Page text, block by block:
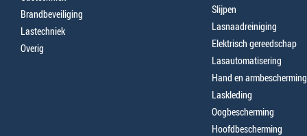
Brandbeveiliging
Lastechniek
Overig
Slijpen
Lasnaadreiniging
Elektrisch gereedschap
Lasautomatisering
Hand en armbescherming
Laskleding
Oogbescherming
Hoofdbescherming